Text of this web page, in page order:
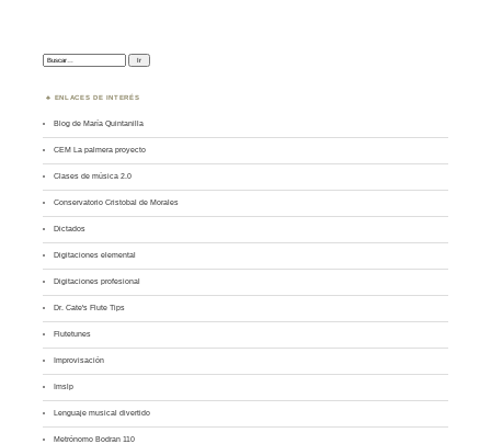
Buscar:
ENLACES DE INTERÉS
Blog de María Quintanilla
CEM La palmera proyecto
Clases de música 2.0
Conservatorio Cristobal de Morales
Dictados
Digitaciones elemental
Digitaciones profesional
Dr. Cate's Flute Tips
Flutetunes
Improvisación
Imslp
Lenguaje musical divertido
Metrónomo Bodran 110